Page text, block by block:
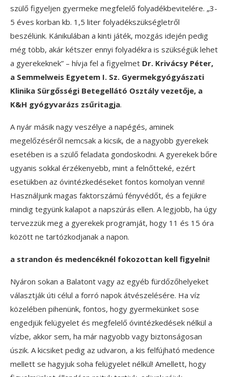
szülő figyeljen gyermeke megfelelő folyadékbevitelére. „3-
5 éves korban kb. 1,5 liter folyadékszükségletről
beszélünk. Kánikulában a kinti játék, mozgás idején pedig
még több, akár kétszer ennyi folyadékra is szükségük lehet
a gyerekeknek” – hívja fel a figyelmet Dr. Krivácsy Péter,
a Semmelweis Egyetem I. Sz. Gyermekgyógyászati
Klinika Sürgősségi Betegellátó Osztály vezetője, a
K&H gyógyvarázs zsűritagja.
A nyár másik nagy veszélye a napégés, aminek
megelőzéséről nemcsak a kicsik, de a nagyobb gyerekek
esetében is a szülő feladata gondoskodni. A gyerekek bőre
ugyanis sokkal érzékenyebb, mint a felnőtteké, ezért
esetükben az óvintézkedéseket fontos komolyan venni!
Használjunk magas faktorszámú fényvédőt, és a fejükre
mindig tegyünk kalapot a napszúrás ellen. A legjobb, ha úgy
tervezzük meg a gyerekek programját, hogy 11 és 15 óra
között ne tartózkodjanak a napon.
a strandon és medencéknél fokozottan kell figyelni!
Nyáron sokan a Balatont vagy az egyéb fürdőzőhelyeket
választják úti célul a forró napok átvészelésére. Ha víz
közelében pihenünk, fontos, hogy gyermekünket sose
engedjük felügyelet és megfelelő óvintézkedések nélkül a
vízbe, akkor sem, ha már nagyobb vagy biztonságosan
úszik. A kicsiket pedig az udvaron, a kis felfújható medence
mellett se hagyjuk soha felügyelet nélkül! Amellett, hogy